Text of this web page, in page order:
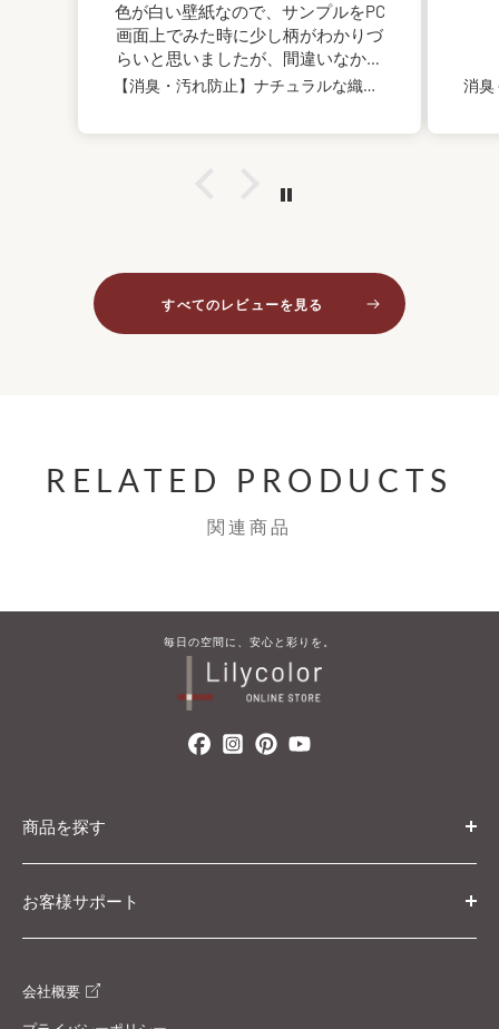
色が白い壁紙なので、サンプルをPC
画面上でみた時に少し柄がわかりづ
らいと思いましたが、間違いなかっ
たのでよかったです。
【消臭・汚れ防止】ナチュラルな織物調｜LV2556・LV2557｜サンプル
すべてのレビューを見る
RELATED PRODUCTS
関連商品
毎​日の​空間に、​安心と​彩りを。
商品を探す
お客様サポート
ご利用ガイド
会社概要